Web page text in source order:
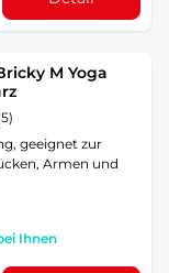
M Yoga
geeignet zur
Armen und
Ihnen